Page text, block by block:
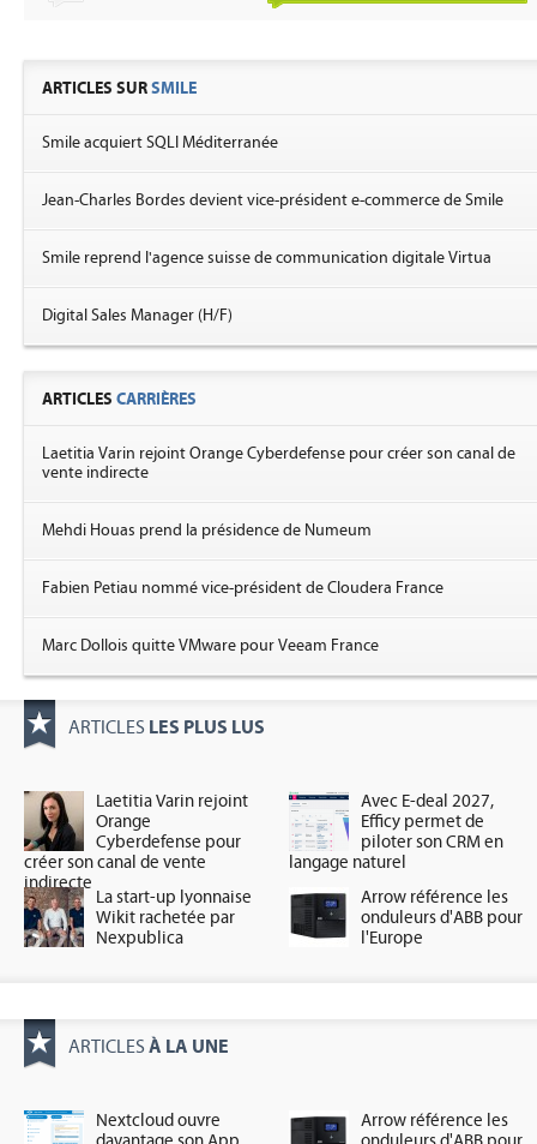
ARTICLES SURSMILE
Smile acquiert SQLI Méditerranée
Jean-Charles Bordes devient vice-président e-commerce de Smile
Smile reprend l'agence suisse de communication digitale Virtua
Digital Sales Manager (H/F)
ARTICLES CARRIÈRES
Laetitia Varin rejoint Orange Cyberdefense pour créer son canal de
vente indirecte
Mehdi Houas prend la présidence de Numeum
Fabien Petiau nommé vice-président de Cloudera France
Marc Dollois quitte VMware pour Veeam France
ARTICLES LES PLUS LUS
Laetitia Varin rejoint
Orange
Cyberdefense pour
créer son canal de vente
indirecte
Avec E-deal 2027,
Efficy permet de
piloter son CRM en
langage naturel
La start-up lyonnaise
Wikit rachetée par
Nexpublica
Arrow référence les
onduleurs d'ABB pour
l'Europe
ARTICLES À LA UNE
Nextcloud ouvre
Arrow référence les